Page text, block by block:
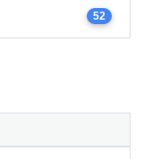
52